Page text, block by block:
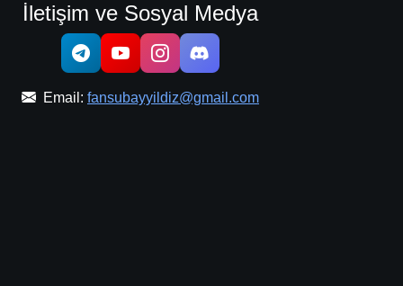
İletişim ve Sosyal Medya
Email: fansubayyildiz@gmail.com